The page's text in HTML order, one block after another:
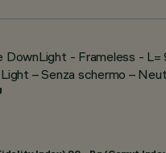
DownLight - Frameless -
– Senza schermo –